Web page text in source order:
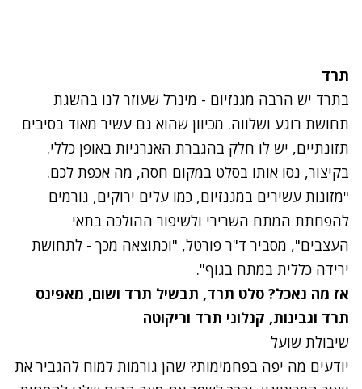
תרד
בתרד יש הרבה מגנזיום - מינרל שעוזר לנו בהשגת
תחושת רוגע ושלווה. מכיוון שהוא גם עשיר מאוד בסיבים
תזונתיים, יש לו חלק בהגברת האנרגיות באופן כללי.
בקיצור, נסו אותו בסלט במקום חסה, מה אכפת לכם.
"מזונות עשירים במגנזיום, כמו עלים ירוקים, גורמים
להפחתת המתח השרירי ולשיפור ההולכה בתאי
העצבים", מסביר ד"ר פורטל, "וכתוצאה מכך - לתחושת
ירידה כללית במתח בגוף".
אז מה נאכל? סלט תרד, תבשיל תרד ושום, מאפינס
תרד וגבינות, קנלוני תרד וריקוטה
שיבולת שועל
יודעים מה יפה בפחמימות? שהן גורמות למוח להגביר את